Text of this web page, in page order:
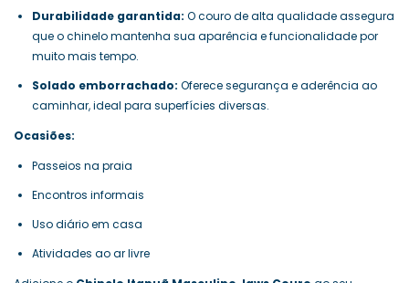
Durabilidade garantida: O couro de alta qualidade assegura
que o chinelo mantenha sua aparência e funcionalidade por
muito mais tempo.
Solado emborrachado: Oferece segurança e aderência ao
caminhar, ideal para superfícies diversas.
Ocasiões:
Passeios na praia
Encontros informais
Uso diário em casa
Atividades ao ar livre